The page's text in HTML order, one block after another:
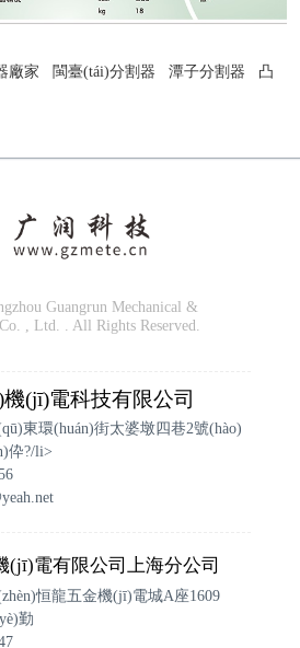
廠家 閩臺(tái)分割器 潭子分割器
凸
Guangrun Mechanical &
, Ltd. . All Rights Reserved.
(jī)電科技有限公司
東環(huán)街太婆墩四巷2號(hào)
伜?/li>
(jī)電有限公司上海分公司
恒龍五金機(jī)電城A座1609
勤